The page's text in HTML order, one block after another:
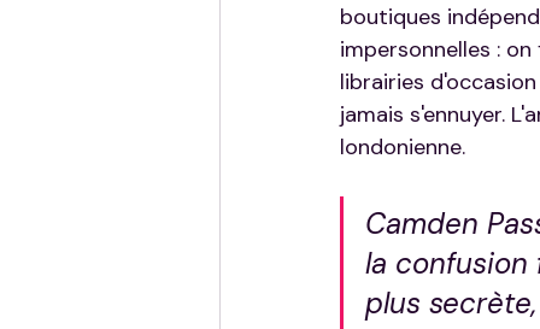
boutiques
impersonnelles :
librairies
jamais s'ennuyer.
londonienne.
Camden
la
plus